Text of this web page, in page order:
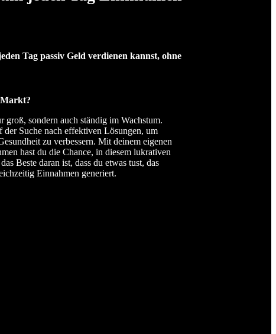
Tag passiv Geld verdienen kannst, ohne
sondern auch ständig im Wachstum.
der Suche nach effektiven Lösungen, um
zu verbessern. Mit deinem eigenen
hast du die Chance, in diesem lukrativen
Beste daran ist, dass du etwas tust, das
Einnahmen generiert.